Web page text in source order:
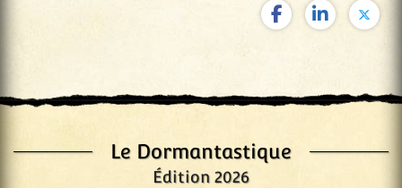
Le Dormantastique
Édition 2026